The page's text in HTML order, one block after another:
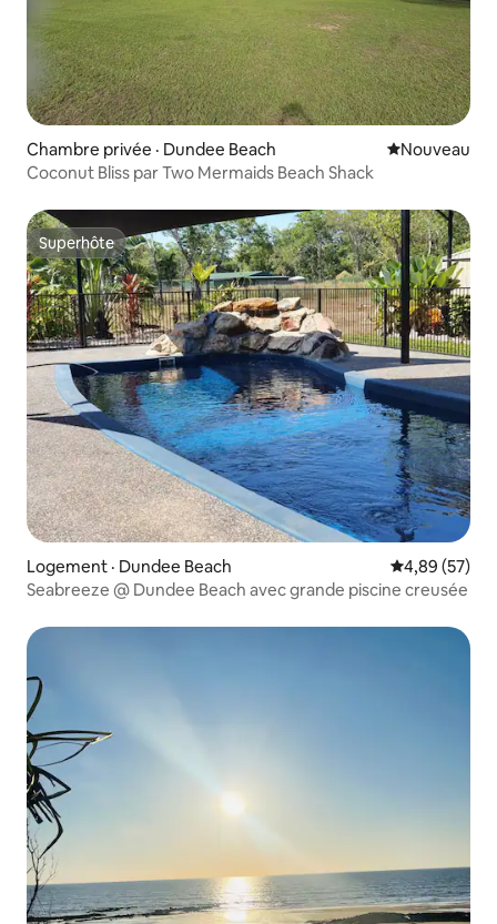
Chambre privée · Dundee Beach Nouvel
Nouveau
Coconut Bliss par Two Mermaids Beach Shack
Superhôte
Superhôte
Logement · Dundee Beach Note
4,89 (57)
Seabreeze @ Dundee Beach avec grande piscine creusée